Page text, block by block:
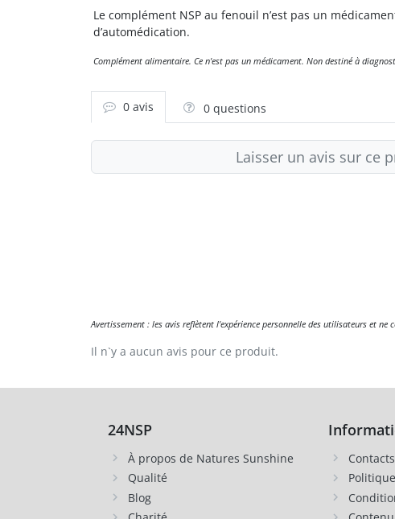
Le complément NSP au fenouil n’est pas un
d’automédication.
Complément alimentaire. Ce n'est pas un médicament. Non destiné à
0 avis 0 questions
Laisser un avis sur ce
Avertissement : les avis reflètent l'expérience personnelle des utilisateurs et
Il n`y a aucun avis pour ce produit.
24NSP
À propos de Natures Sunshine
Qualité
Blog